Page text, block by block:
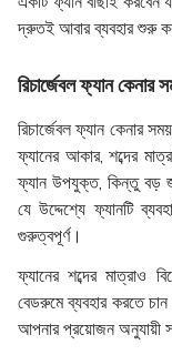
দ্রুতই আবার ব্যবহার শুরু
রিচার্জেবল ফ্যান কেনার
রিচার্জেবল ফ্যান কেনার
ফ্যানের আকার, শব্দের
ফ্যান উপযুক্ত, কিন্তু বড়
যে উদ্দেশ্যে ফ্যানটি
গুরুত্বপূর্ণ।
ফ্যানের শব্দের মাত্রাও
বেডরুমে ব্যবহার করতে
আপনার প্রয়োজন অনুযায়ী